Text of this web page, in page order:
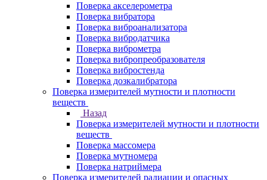
Поверка акселерометра
Поверка вибратора
Поверка виброанализатора
Поверка вибродатчика
Поверка виброметра
Поверка вибропреобразователя
Поверка вибростенда
Поверка дозкалибратора
Поверка измерителей мутности и плотности
веществ
Назад
Поверка измерителей мутности и плотности
веществ
Поверка массомера
Поверка мутномера
Поверка натриймера
Поверка измерителей радиации и опасных